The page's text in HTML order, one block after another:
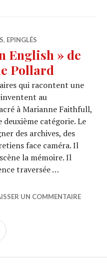
, EPINGLÉS
English » de
Pollard
qui racontent une
au
à Marianne Faithfull,
catégorie. Le
des archives, des
face caméra. Il
la mémoire. Il
traversée …
Broken English » de Iain
UN COMMENTAIRE
COLONNE